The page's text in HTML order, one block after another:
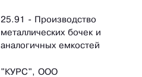
25.91 - Производство
металлических бочек и
аналогичных емкостей
"КУРС", ООО